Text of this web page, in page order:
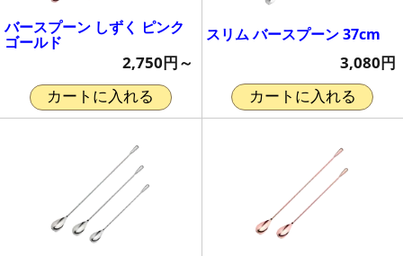
バースプーン しずく ピンク
ゴールド
2,750円～
カートに入れる
スリム バースプーン 37cm
3,080円
カートに入れる